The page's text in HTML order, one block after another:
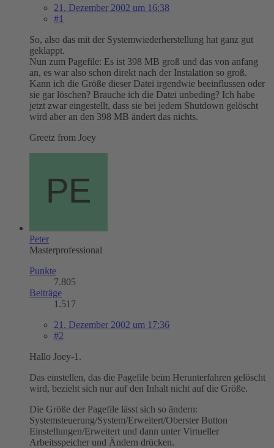
21. Dezember 2002 um 16:38
#1
So, also das mit der Systemwiederherstellung hat ganz gut
geklappt.
Nun zum Pagefile: Es ist 398 MB groß und das von anfang
an, es war also schon direkt nach der Instalation so groß.
Kann ich die Größe dieser Datei irgendwie beeinflussen oder
sie gar löschen? Brauche ich die Datei unbeding? Ich habe
jetzt zwar eingestellt, dass sie bei jedem Shutdown gelöscht
wird aber an den 398 MB ändert das nichts.
Greetz from Joey
Peter
Masterprofessional
Punkte
7.805
Beiträge
1.517
21. Dezember 2002 um 17:36
#2
Hallo Joey-1.
Das einstellen, das die Pagefile beim Herunterfahren gelöscht
wird, bezieht sich nur auf den Inhalt nicht auf die Größe.
Die Größe der Pagefile lässt sich so ändern:
Systemsteuerung/System/Erweitert/Oberster Button
Einstellungen/Erweitert und dann unter Virtueller
Arbeitsspeicher und Ändern drücken.